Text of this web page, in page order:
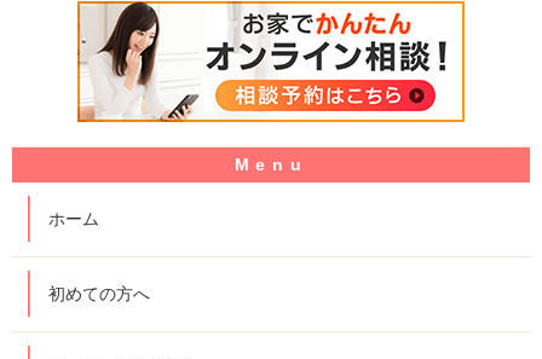
ホーム
初めての方へ